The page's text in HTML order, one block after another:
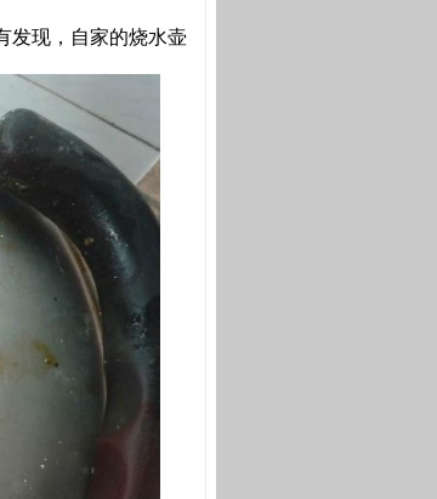
发现，自家的烧水壶